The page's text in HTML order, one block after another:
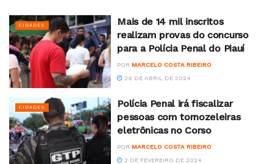
CIDADES
Mais de 14 mil inscritos
realizam provas do concurso
para a Polícia Penal do Piauí
POR MARCELO COSTA RIBEIRO
29 DE ABRIL DE 2024
CIDADES
Polícia Penal irá fiscalizar
pessoas com tornozeleiras
eletrônicas no Corso
POR MARCELO COSTA RIBEIRO
2 DE FEVEREIRO DE 2024